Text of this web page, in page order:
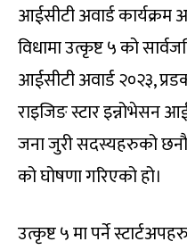
आईसीटी अवार्ड कार्यक्रम
विधामा उत्कृष्ट ५ को
आईसीटी अवार्ड २०२३,
राइजिङ स्टार इन्नोभेसन
जना जुरी सदस्यहरुको
को घोषणा गरिएको हो।
उत्कृष्ट ५ मा पर्ने